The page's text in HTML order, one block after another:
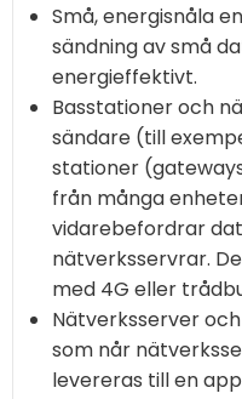
Små, energisnåla
sändning av små
energieffektivt.
Basstationer och
sändare (till
stationer
från många
vidarebefordrar
nätverksservrar.
med 4G eller
Nätverksserver
som når
levereras till en